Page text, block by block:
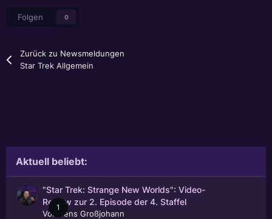
Folgen 0
Zurück zu Newsmeldungen
Star Trek Allgemein
Aktuell beliebt:
1
"Star Trek: Strange New Worlds": Video-
Review zur 2. Episode der 4. Staffel
Von
Jens Großjohann